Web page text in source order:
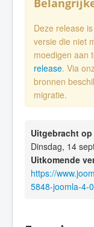
Deze release
versie die niet
moedigen aan
release. Via
bronnen
migratie.
Uitgebracht op
Dinsdag, 14
Uitkomende
https://
5848-joomla-4-